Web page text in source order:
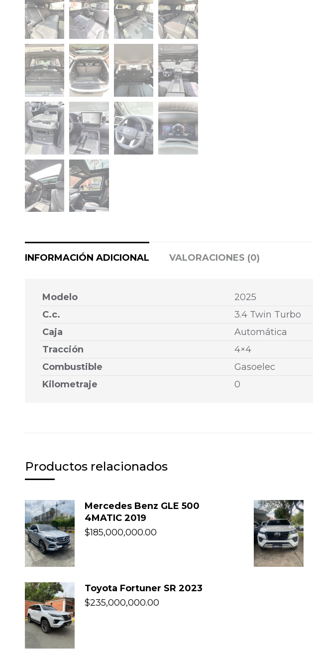
INFORMACIÓN ADICIONAL VALORACIONES (0)
Modelo
2025
C.c.
3.4 Twin Turbo
Caja
Automática
Tracción
4×4
Combustible
Gasoelec
Kilometraje
0
Productos relacionados
Mercedes Benz GLE 500
4MATIC 2019
$185,000,000.00
Toyota Fortuner SR 2023
$235,000,000.00